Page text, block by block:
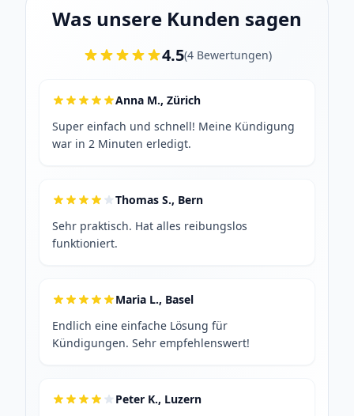
Was unsere Kunden sagen
4.5(4 Bewertungen)
Anna M., Zürich
Super einfach und schnell! Meine Kündigung
war in 2 Minuten erledigt.
Thomas S., Bern
Sehr praktisch. Hat alles reibungslos
funktioniert.
Maria L., Basel
Endlich eine einfache Lösung für
Kündigungen. Sehr empfehlenswert!
Peter K., Luzern